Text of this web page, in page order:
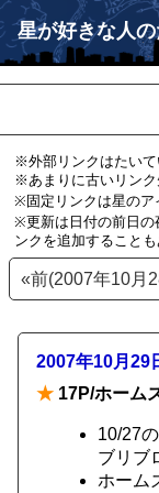
星が好きな人
※外部リンクはたいて
※あまりに古いリンク
※固定リンクは星のア
※更新は日付の前日の
ンクを追加することも
«前(2007年10月
2007年10月29
★ 17P/ホーム
10/27
ブリブ
ホーム